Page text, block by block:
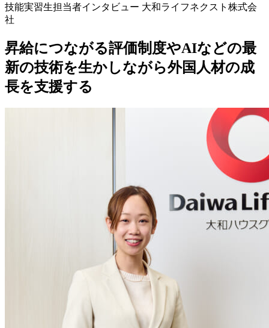
技能実習生担当者インタビュー 大和ライフネクスト株式会
社
昇給につながる評価制度やAIなどの最
新の技術を生かしながら外国人材の成
長を支援する